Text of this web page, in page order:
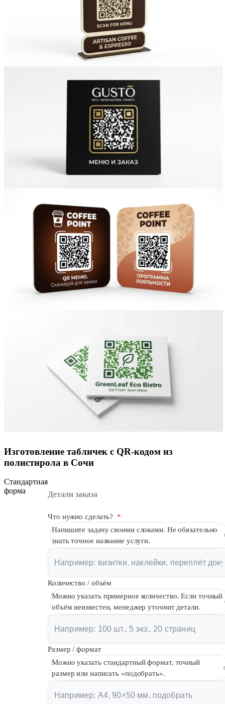
Написать директору
Изготовление табличек с QR-кодом из
полистирола в Сочи
Стандартная
форма
Детали заказа
Что нужно сделать?
*
Напишите задачу своими словами. Не обязательно
знать точное название услуги.
Количество / объём
Можно указать примерное количество. Если точный
объём неизвестен, менеджер уточнит детали.
Размер / формат
Можно указать стандартный формат, точный
размер или написать «подобрать».